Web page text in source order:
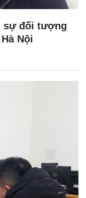
sự đối tượng
Nội